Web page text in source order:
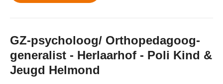
GZ-psycholoog/ Orthopedagoog-
generalist - Herlaarhof - Poli Kind &
Jeugd Helmond